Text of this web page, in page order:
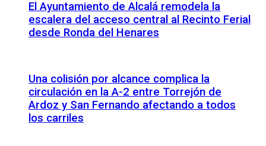
El Ayuntamiento de Alcalá remodela la
escalera del acceso central al Recinto Ferial
desde Ronda del Henares
Una colisión por alcance complica la
circulación en la A-2 entre Torrejón de
Ardoz y San Fernando afectando a todos
los carriles